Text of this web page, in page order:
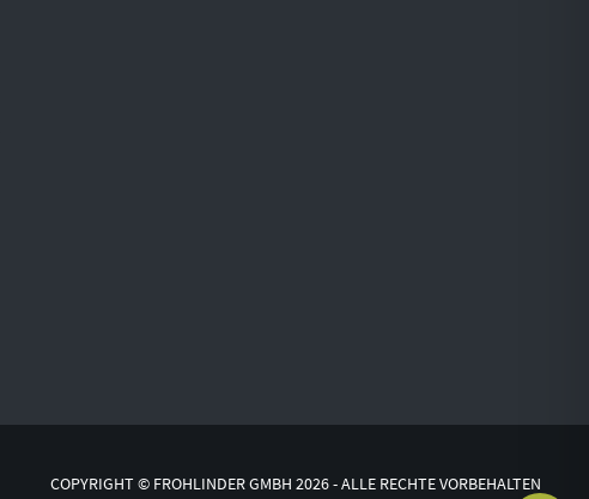
COPYRIGHT © FROHLINDER GMBH 2026 - ALLE RECHTE VORBEHALTEN